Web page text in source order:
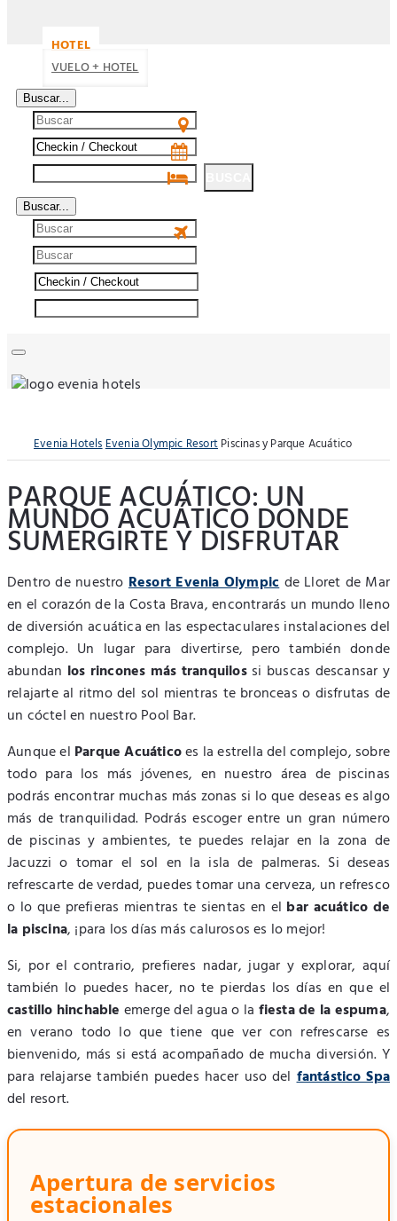
HOTEL
VUELO + HOTEL
Buscar...
Buscar...
Evenia HotelsEvenia Olympic ResortPiscinas y Parque Acuático
PARQUE ACUÁTICO: UN
MUNDO ACUÁTICO DONDE
SUMERGIRTE Y DISFRUTAR
Dentro de nuestroResort Evenia Olympicde Lloret de Mar
en el corazón de la Costa Brava, encontrarás un mundo lleno
de diversión acuática en las espectaculares instalaciones del
complejo. Un lugar para divertirse, pero también donde
abundan los rincones más tranquilossi buscas descansar y
relajarte al ritmo del sol mientras te bronceas o disfrutas de
un cóctel en nuestro Pool Bar.
Aunque el Parque Acuáticoes la estrella del complejo, sobre
todo para los más jóvenes, en nuestro área de piscinas
podrás encontrar muchas más zonas si lo que deseas es algo
más de tranquilidad. Podrás escoger entre un gran número
de piscinas y ambientes, te puedes relajar en la zona de
Jacuzzi o tomar el sol en la isla de palmeras. Si deseas
refrescarte de verdad, puedes tomar una cerveza, un refresco
o lo que prefieras mientras te sientas en el bar acuático de
la piscina, ¡para los días más calurosos es lo mejor!
Si, por el contrario, prefieres nadar, jugar y explorar, aquí
también lo puedes hacer, no te pierdas los días en que el
castillo hinchable emerge del agua o la fiesta de la espuma,
en verano todo lo que tiene que ver con refrescarse es
bienvenido, más si está acompañado de mucha diversión. Y
para relajarse también puedes hacer uso delfantástico Spa
del resort.
Apertura de servicios
estacionales